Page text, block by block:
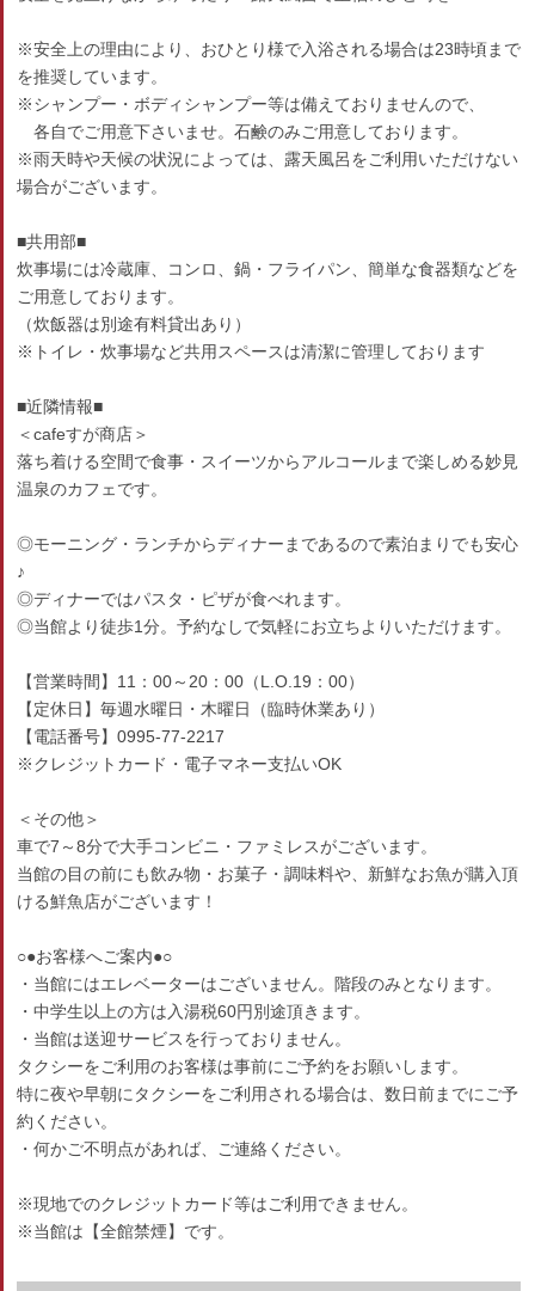
※安全上の理由により、おひとり様で入浴される場合は23時頃まで
を推奨しています。
※シャンプー・ボディシャンプー等は備えておりませんので、
各自でご用意下さいませ。石鹸のみご用意しております。
※雨天時や天候の状況によっては、露天風呂をご利用いただけない
場合がございます。
■共用部■
炊事場には冷蔵庫、コンロ、鍋・フライパン、簡単な食器類などを
ご用意しております。
（炊飯器は別途有料貸出あり）
※トイレ・炊事場など共用スペースは清潔に管理しております
■近隣情報■
＜cafeすが商店＞
落ち着ける空間で食事・スイーツからアルコールまで楽しめる妙見
温泉のカフェです。
◎モーニング・ランチからディナーまであるので素泊まりでも安心
♪
◎ディナーではパスタ・ピザが食べれます。
◎当館より徒歩1分。予約なしで気軽にお立ちよりいただけます。
【営業時間】11：00～20：00（L.O.19：00）
【定休日】毎週水曜日・木曜日（臨時休業あり）
【電話番号】0995-77-2217
※クレジットカード・電子マネー支払いOK
＜その他＞
車で7～8分で大手コンビニ・ファミレスがございます。
当館の目の前にも飲み物・お菓子・調味料や、新鮮なお魚が購入頂
ける鮮魚店がございます！
○●お客様へご案内●○
・当館にはエレベーターはございません。階段のみとなります。
・中学生以上の方は入湯税60円別途頂きます。
・当館は送迎サービスを行っておりません。
タクシーをご利用のお客様は事前にご予約をお願いします。
特に夜や早朝にタクシーをご利用される場合は、数日前までにご予
約ください。
・何かご不明点があれば、ご連絡ください。
※現地でのクレジットカード等はご利用できません。
※当館は【全館禁煙】です。